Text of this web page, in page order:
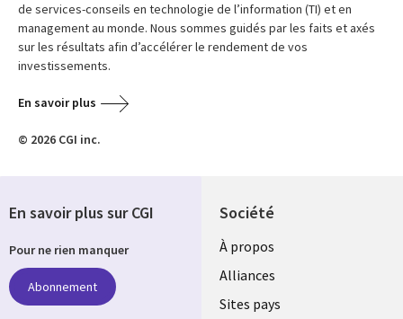
de services-conseils en technologie de l’information (TI) et en
management au monde. Nous sommes guidés par les faits et axés
sur les résultats afin d’accélérer le rendement de vos
investissements.
En savoir plus
© 2026 CGI inc.
Société
À propos
Alliances
Sites pays
En savoir plus sur CGI
Pour ne rien manquer
Abonnement